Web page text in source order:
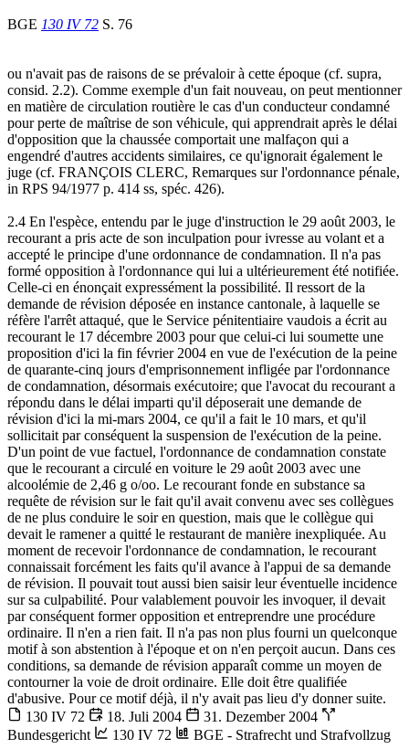
BGE 130 IV 72 S. 76
ou n'avait pas de raisons de se prévaloir à cette époque (cf. supra,
consid. 2.2). Comme exemple d'un fait nouveau, on peut mentionner
en matière de circulation routière le cas d'un conducteur condamné
pour perte de maîtrise de son véhicule, qui apprendrait après le délai
d'opposition que la chaussée comportait une malfaçon qui a
engendré d'autres accidents similaires, ce qu'ignorait également le
juge (cf. FRANÇOIS CLERC, Remarques sur l'ordonnance pénale,
in RPS 94/1977 p. 414 ss, spéc. 426).
2.4 En l'espèce, entendu par le juge d'instruction le 29 août 2003, le
recourant a pris acte de son inculpation pour ivresse au volant et a
accepté le principe d'une ordonnance de condamnation. Il n'a pas
formé opposition à l'ordonnance qui lui a ultérieurement été notifiée.
Celle-ci en énonçait expressément la possibilité. Il ressort de la
demande de révision déposée en instance cantonale, à laquelle se
réfère l'arrêt attaqué, que le Service pénitentiaire vaudois a écrit au
recourant le 17 décembre 2003 pour que celui-ci lui soumette une
proposition d'ici la fin février 2004 en vue de l'exécution de la peine
de quarante-cinq jours d'emprisonnement infligée par l'ordonnance
de condamnation, désormais exécutoire; que l'avocat du recourant a
répondu dans le délai imparti qu'il déposerait une demande de
révision d'ici la mi-mars 2004, ce qu'il a fait le 10 mars, et qu'il
sollicitait par conséquent la suspension de l'exécution de la peine.
D'un point de vue factuel, l'ordonnance de condamnation constate
que le recourant a circulé en voiture le 29 août 2003 avec une
alcoolémie de 2,46 g o/oo. Le recourant fonde en substance sa
requête de révision sur le fait qu'il avait convenu avec ses collègues
de ne plus conduire le soir en question, mais que le collègue qui
devait le ramener a quitté le restaurant de manière inexpliquée. Au
moment de recevoir l'ordonnance de condamnation, le recourant
connaissait forcément les faits qu'il avance à l'appui de sa demande
de révision. Il pouvait tout aussi bien saisir leur éventuelle incidence
sur sa culpabilité. Pour valablement pouvoir les invoquer, il devait
par conséquent former opposition et entreprendre une procédure
ordinaire. Il n'en a rien fait. Il n'a pas non plus fourni un quelconque
motif à son abstention à l'époque et on n'en perçoit aucun. Dans ces
conditions, sa demande de révision apparaît comme un moyen de
contourner la voie de droit ordinaire. Elle doit être qualifiée
d'abusive. Pour ce motif déjà, il n'y avait pas lieu d'y donner suite.
130 IV 72
18. Juli 2004
31. Dezember 2004
Bundesgericht
130 IV 72 BGE - Strafrecht und Strafvollzug